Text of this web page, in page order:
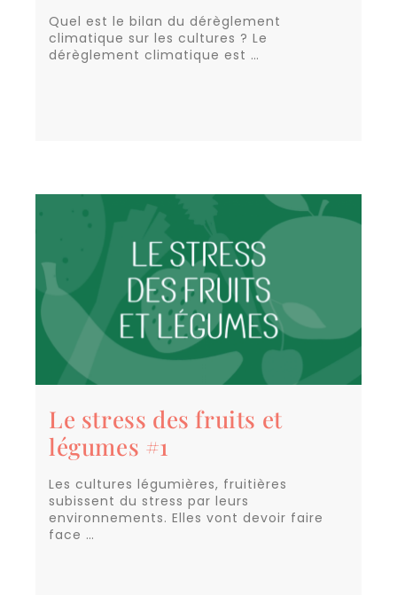
Quel est le bilan du dérèglement
climatique sur les cultures ? Le
dérèglement climatique est …
Le stress des fruits et
légumes #1
Les cultures légumières, fruitières
subissent du stress par leurs
environnements. Elles vont devoir faire
face …